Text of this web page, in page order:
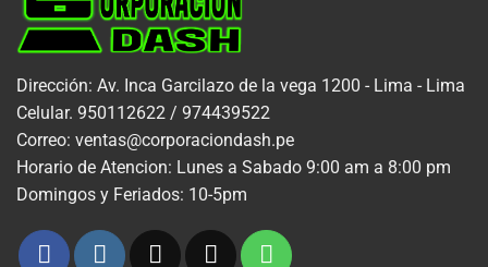
Dirección: Av. Inca Garcilazo de la vega 1200 - Lima - Lima
Celular. 950112622 / 974439522
Correo: ventas@corporaciondash.pe
Horario de Atencion: Lunes a Sabado 9:00 am a 8:00 pm
Domingos y Feriados: 10-5pm